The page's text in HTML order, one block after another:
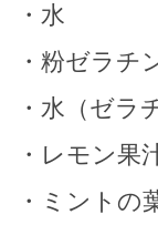
・水
・粉ゼ
・水（ゼ
・レモ
・ミン